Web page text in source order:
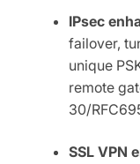
IPsec
failover,
unique
remote
30/
SSL VPN